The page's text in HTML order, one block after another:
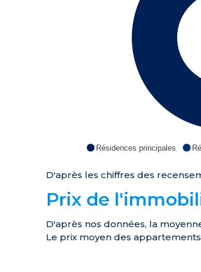
Résidences principales
D'après les chiffres des
Prix de
D'après nos données, la
Le prix moyen des